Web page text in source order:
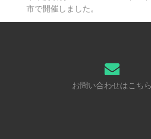
市で開催しました。
お問い合わせはこちら